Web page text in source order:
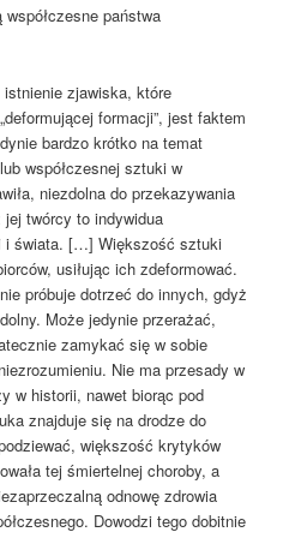
współczesne państwa
zjawiska, które
formacji”, jest faktem
bardzo krótko na temat
współczesnej sztuki w
niezdolna do przekazywania
jej twórcy to indywidua
i świata. […] Większość sztuki
usiłując ich zdeformować.
próbuje dotrzeć do innych, gdyż
Może jedynie przerażać,
zamykać się w sobie
Nie ma przesady w
w historii, nawet biorąc pod
znajduje się na drodze do
większość krytyków
tej śmiertelnej choroby, a
odnowę zdrowia
Dowodzi tego dobitnie